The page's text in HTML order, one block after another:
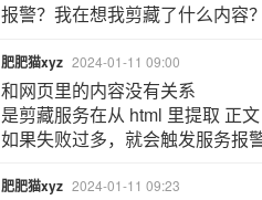
报警？我在想我剪藏了什么内容？
肥肥猫xyz 2024-01-11 09:00
和网页里的内容没有关系
是剪藏服务在从 html 里提取 正
如果失败过多，就会触发服务报
肥肥猫xyz 2024-01-11 09:23